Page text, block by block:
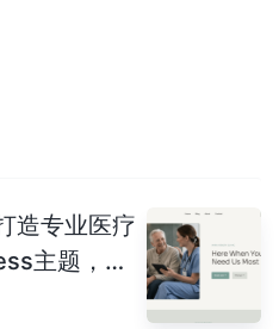
造专业医疗
主题，让